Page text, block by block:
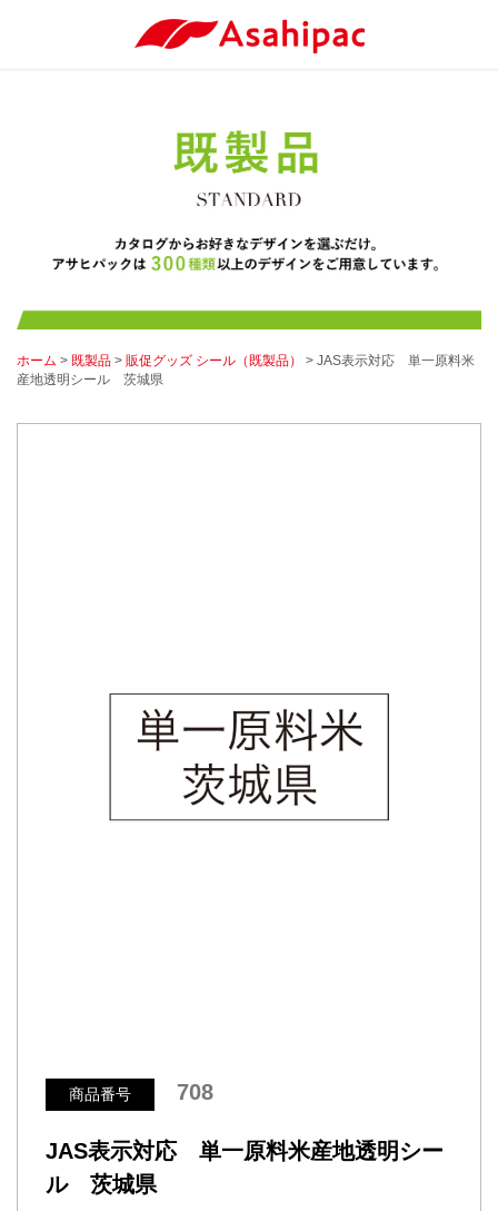
ホーム > 既製品 > 販促グッズ シール（既製品）
> JAS表示対応 単一原料米
産地透明シール 茨城県
商品番号 708
JAS表示対応 単一原料米産地透明シー
ル 茨城県